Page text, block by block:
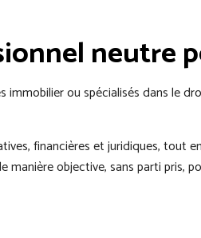
neutre
ou spécialisés dans le
financières et juridiques, tout
manière objective, sans parti pris,